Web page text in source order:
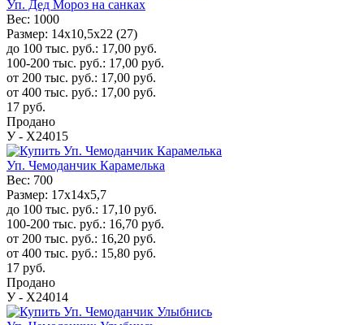
Уп. Дед Мороз на санках
Вес: 1000
Размер: 14х10,5х22 (27)
до 100 тыс. руб.: 17,00 руб.
100-200 тыс. руб.: 17,00 руб.
от 200 тыс. руб.: 17,00 руб.
от 400 тыс. руб.: 17,00 руб.
17 руб.
Продано
У - Х24015
Уп. Чемоданчик Карамелька
Вес: 700
Размер: 17x14x5,7
до 100 тыс. руб.: 17,10 руб.
100-200 тыс. руб.: 16,70 руб.
от 200 тыс. руб.: 16,20 руб.
от 400 тыс. руб.: 15,80 руб.
17 руб.
Продано
У - Х24014